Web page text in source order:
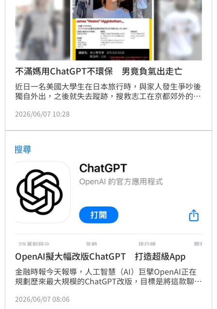
不滿媽用ChatGPT不環保 男竟負氣出走亡
近日一名美國大學生在日本旅行時，與家人發生爭吵後
獨自外出，之後就失去蹤跡，搜救志工在京都郊外的山
跡象。
2026/06/07 10:28
OpenAI擬大幅改版ChatGPT 打造超級App
金融時報今天報導，人工智慧（AI）巨擘OpenAI正在
規劃歷來最大規模的ChatGPT改版，目標是將這款聊天
能的「超級App」，以提升營收，並為潛在的股票上市
2026/06/07 08:06